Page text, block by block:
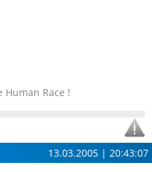
Human Race !
13.03.2005 | 20:43:07